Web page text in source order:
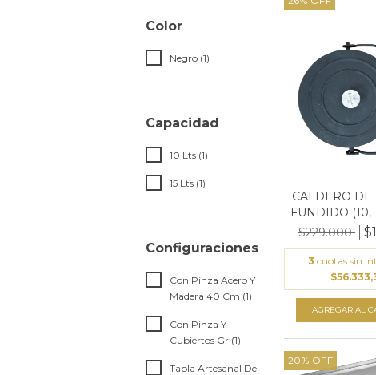
Color
Negro (1)
Capacidad
10 Lts (1)
15 Lts (1)
Configuraciones
Con Pinza Acero Y
Madera 40 Cm (1)
Con Pinza Y
Cubiertos Gr (1)
Tabla Artesanal De
CALDERO DE
FUNDIDO (10,
$229.000
3 cuotas sin
AGREGAR AL
20% OFF